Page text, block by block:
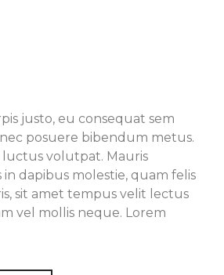
justo, eu consequat sem
posuere bibendum metus.
luctus volutpat. Mauris
dapibus molestie, quam felis
sit amet tempus velit lectus
vel mollis neque. Lorem